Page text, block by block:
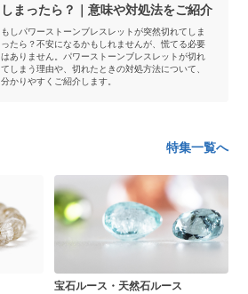
しまったら？｜意味や対処法をご紹介
もしパワーストーンブレスレットが突然切れてしま
ったら？不安になるかもしれませんが、慌てる必要
はありません。パワーストーンブレスレットが切れ
てしまう理由や、切れたときの対処方法について、
分かりやすくご紹介します。
特集一覧へ
宝石ルース・天然石ルース